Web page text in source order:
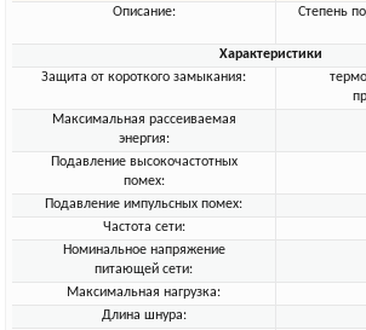
Описание:
Степень
Характеристики
Защита от короткого замыкания:
Максимальная рассеиваемая
энергия:
Подавление высокочастотных
помех:
Подавление импульсных помех:
Частота сети:
Номинальное напряжение
питающей сети:
Максимальная нагрузка:
Длина шнура: